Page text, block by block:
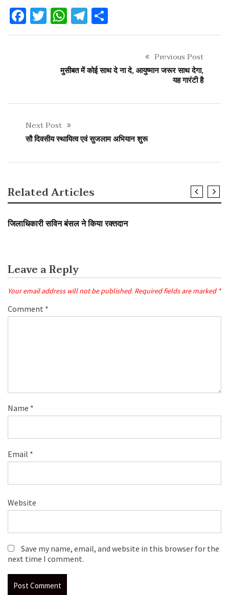
Facebook
Twitter
WhatsApp
Telegram
Previous Post
मुसीबत में कोई साथ दे ना दे, आयुष्मान जरूर साथ देगा,
यह गारंटी है
Next Post
सौ दिवसीय स्थायित्व एवं सुजलाम अभियान शुरू
Related Articles
जिलाधिकारी सविन बंसल ने किया रक्तदान
Leave a Reply
Your email address will not be published. Required fields are marked *
Comment *
Name *
Email *
Website
Save my name, email, and website in this browser for the
next time I comment.